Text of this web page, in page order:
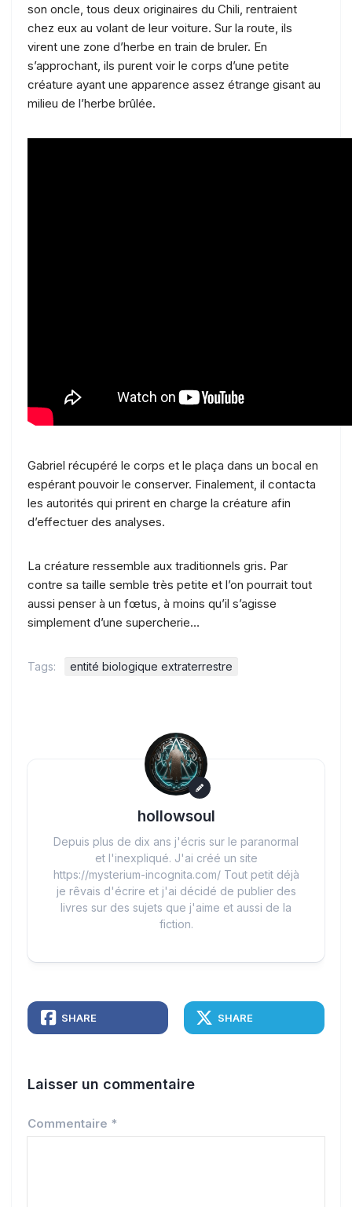
son oncle, tous deux originaires du Chili, rentraient
chez eux au volant de leur voiture. Sur la route, ils
virent une zone d’herbe en train de bruler. En
s’approchant, ils purent voir le corps d’une petite
créature ayant une apparence assez étrange gisant au
milieu de l’herbe brûlée.
Gabriel récupéré le corps et le plaça dans un bocal en
espérant pouvoir le conserver. Finalement, il contacta
les autorités qui prirent en charge la créature afin
d’effectuer des analyses.
La créature ressemble aux traditionnels gris. Par
contre sa taille semble très petite et l’on pourrait tout
aussi penser à un fœtus, à moins qu’il s’agisse
simplement d’une supercherie…
Tags: entité biologique extraterrestre
hollowsoul
Depuis plus de dix ans j'écris sur le paranormal
et l'inexpliqué. J'ai créé un site
https://mysterium-incognita.com/ Tout petit déjà
je rêvais d'écrire et j'ai décidé de publier des
livres sur des sujets que j'aime et aussi de la
fiction.
SHARE SHARE
Laisser un commentaire
Commentaire *